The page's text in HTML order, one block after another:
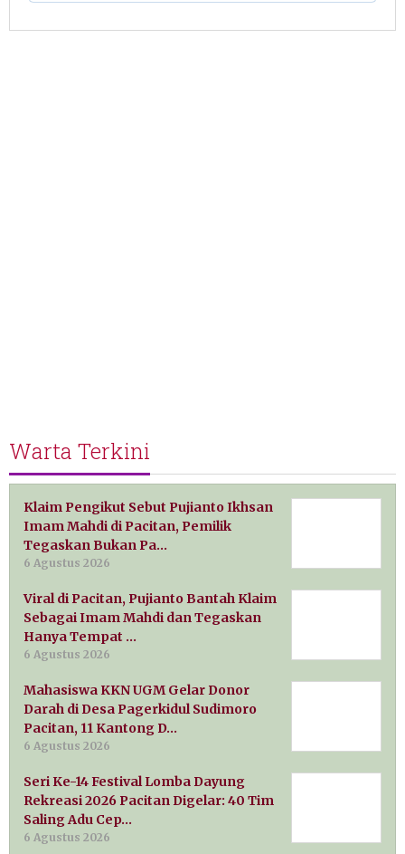
Warta Terkini
Klaim Pengikut Sebut Pujianto Ikhsan
Imam Mahdi di Pacitan, Pemilik
Tegaskan Bukan Pa…
6 Agustus 2026
Viral di Pacitan, Pujianto Bantah Klaim
Sebagai Imam Mahdi dan Tegaskan
Hanya Tempat …
6 Agustus 2026
Mahasiswa KKN UGM Gelar Donor
Darah di Desa Pagerkidul Sudimoro
Pacitan, 11 Kantong D…
6 Agustus 2026
Seri Ke-14 Festival Lomba Dayung
Rekreasi 2026 Pacitan Digelar: 40 Tim
Saling Adu Cep…
6 Agustus 2026